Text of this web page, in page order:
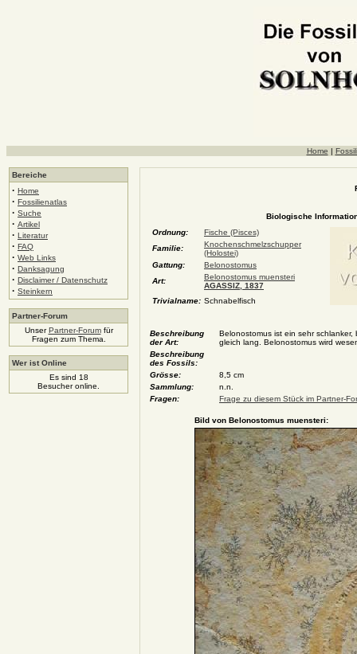
Home |
Bereiche
· Home
· Fossilienatlas
· Suche
· Artikel
· Literatur
· FAQ
· Web Links
· Danksagung
· Disclaimer / Datenschutz
· Steinkern
Partner-Forum
UnserPartner-Forumfür
Fragen zum Thema.
Wer ist Online
Es sind 18
Besucher online.
Biologische
Ordnung:
Fische (Pisces)
Familie:
Knochenschmelzschupper
(Holostei)
Gattung:
Belonostomus
Art:
Belonostomus muensteri
AGASSIZ, 1837
Trivialname: Schnabelfisch
Beschreibung
der Art:
Belonostomus ist ein sehr
gleich lang. Belonostomus wird
Beschreibung
des Fossils:
Grösse:
8,5 cm
Sammlung:
n.n.
Fragen:
Frage zu diesem Stück im Partner-
Bild von Belonostomus muensteri: